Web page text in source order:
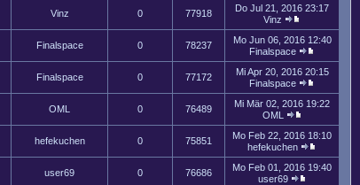
Vinz 0 77918
Do Jul 21, 2016 23:17
Vinz
Finalspace 0 78237
Mo Jun 06, 2016 12:40
Finalspace
Finalspace 0 77172
Mi Apr 20, 2016 20:15
Finalspace
OML 0 76489
Mi Mär 02, 2016 19:22
OML
hefekuchen 0 75851
Mo Feb 22, 2016 18:10
hefekuchen
user69 0 76686
Mo Feb 01, 2016 19:40
user69